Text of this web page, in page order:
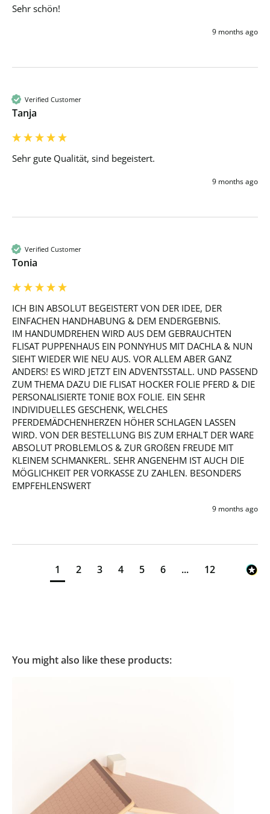
Sehr schön!
9 months ago
Verified Customer
Tanja
Sehr gute Qualität, sind begeistert.
9 months ago
Verified Customer
Tonia
ICH BIN ABSOLUT BEGEISTERT VON DER IDEE, DER
EINFACHEN HANDHABUNG & DEM ENDERGEBNIS.
IM HANDUMDREHEN WIRD AUS DEM GEBRAUCHTEN
FLISAT PUPPENHAUS EIN PONNYHUS MIT DACHLA & NUN
SIEHT WIEDER WIE NEU AUS. VOR ALLEM ABER GANZ
ANDERS! ES WIRD JETZT EIN ADVENTSSTALL. UND PASSEND
ZUM THEMA DAZU DIE FLISAT HOCKER FOLIE PFERD & DIE
PERSONALISIERTE TONIE BOX FOLIE. EIN SEHR
INDIVIDUELLES GESCHENK, WELCHES
PFERDEMÄDCHENHERZEN HÖHER SCHLAGEN LASSEN
WIRD. VON DER BESTELLUNG BIS ZUM ERHALT DER WARE
ABSOLUT PROBLEMLOS & ZUR GROßEN FREUDE MIT
KLEINEM SCHMANKERL. SEHR ANGENEHM IST AUCH DIE
MÖGLICHKEIT PER VORKASSE ZU ZAHLEN. BESONDERS
EMPFEHLENSWERT
9 months ago
1 2 3 4 5 6 ... 12
You might also like these products: